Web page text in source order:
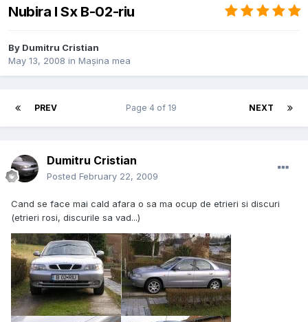
Nubira I Sx B-02-riu
By Dumitru Cristian
May 13, 2008 in Mașina mea
PREV NEXT
Page 4 of 19
Dumitru Cristian
Posted February 22, 2009
Cand se face mai cald afara o sa ma ocup de etrieri si discuri
(etrieri rosi, discurile sa vad...)